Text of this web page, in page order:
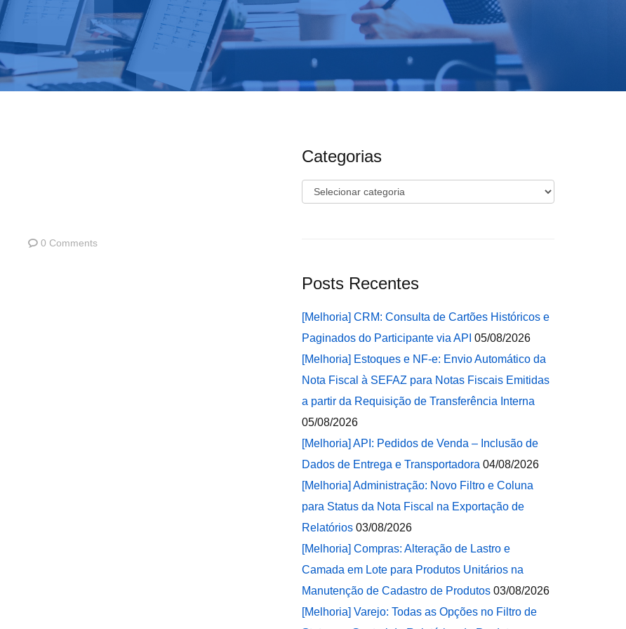
0 Comments
Categorias
Categorias
Posts Recentes
[Melhoria] CRM: Consulta de Cartões Históricos e
Paginados do Participante via API 05/08/2026
[Melhoria] Estoques e NF-e: Envio Automático da
Nota Fiscal à SEFAZ para Notas Fiscais Emitidas
a partir da Requisição de Transferência Interna
05/08/2026
[Melhoria] API: Pedidos de Venda – Inclusão de
Dados de Entrega e Transportadora 04/08/2026
[Melhoria] Administração: Novo Filtro e Coluna
para Status da Nota Fiscal na Exportação de
Relatórios 03/08/2026
[Melhoria] Compras: Alteração de Lastro e
Camada em Lote para Produtos Unitários na
Manutenção de Cadastro de Produtos 03/08/2026
[Melhoria] Varejo: Todas as Opções no Filtro de